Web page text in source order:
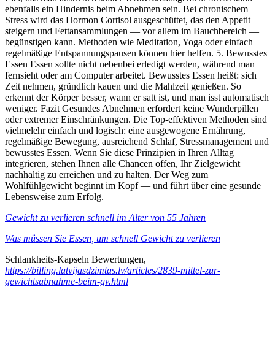
ebenfalls ein Hindernis beim Abnehmen sein. Bei chronischem
Stress wird das Hormon Cortisol ausgeschüttet, das den Appetit
steigern und Fettansammlungen — vor allem im Bauchbereich —
begünstigen kann. Methoden wie Meditation, Yoga oder einfach
regelmäßige Entspannungspausen können hier helfen. 5. Bewusstes
Essen Essen sollte nicht nebenbei erledigt werden, während man
fernsieht oder am Computer arbeitet. Bewusstes Essen heißt: sich
Zeit nehmen, gründlich kauen und die Mahlzeit genießen. So
erkennt der Körper besser, wann er satt ist, und man isst automatisch
weniger. Fazit Gesundes Abnehmen erfordert keine Wunderpillen
oder extremer Einschränkungen. Die Top‑effektiven Methoden sind
vielmelehr einfach und logisch: eine ausgewogene Ernährung,
regelmäßige Bewegung, ausreichend Schlaf, Stressmanagement und
bewusstes Essen. Wenn Sie diese Prinzipien in Ihren Alltag
integrieren, stehen Ihnen alle Chancen offen, Ihr Zielgewicht
nachhaltig zu erreichen und zu halten. Der Weg zum
Wohlfühlgewicht beginnt im Kopf — und führt über eine gesunde
Lebensweise zum Erfolg.
Gewicht zu verlieren schnell im Alter von 55 Jahren
Was müssen Sie Essen, um schnell Gewicht zu verlieren
Schlankheits-Kapseln Bewertungen,
https://billing.latvijasdzimtas.lv/articles/2839-mittel-zur-
gewichtsabnahme-beim-gv.html